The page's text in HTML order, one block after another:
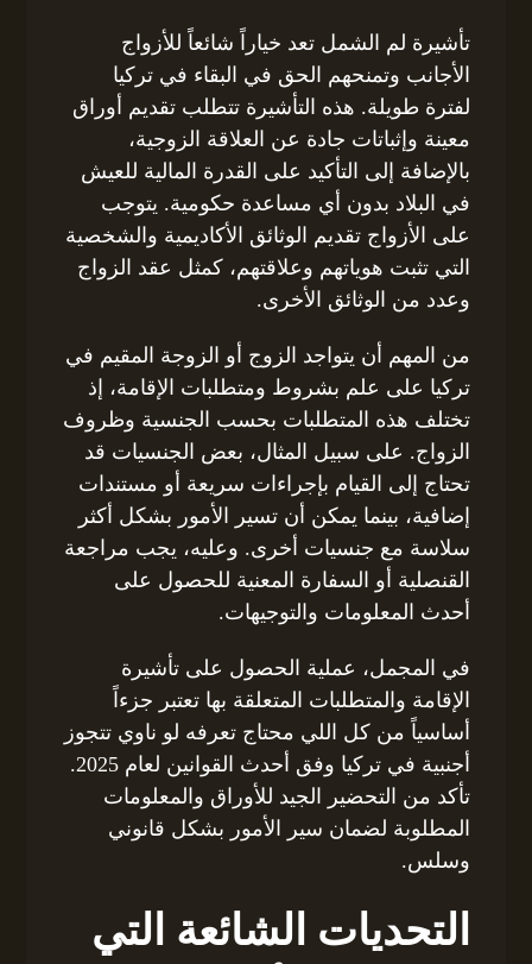
تأشيرة لم الشمل تعد خياراً شائعاً للأزواج
الأجانب وتمنحهم الحق في البقاء في تركيا
لفترة طويلة. هذه التأشيرة تتطلب تقديم أوراق
معينة وإثباتات جادة عن العلاقة الزوجية،
بالإضافة إلى التأكيد على القدرة المالية للعيش
في البلاد بدون أي مساعدة حكومية. يتوجب
على الأزواج تقديم الوثائق الأكاديمية والشخصية
التي تثبت هوياتهم وعلاقتهم، كمثل عقد الزواج
وعدد من الوثائق الأخرى.
من المهم أن يتواجد الزوج أو الزوجة المقيم في
تركيا على علم بشروط ومتطلبات الإقامة، إذ
تختلف هذه المتطلبات بحسب الجنسية وظروف
الزواج. على سبيل المثال، بعض الجنسيات قد
تحتاج إلى القيام بإجراءات سريعة أو مستندات
إضافية، بينما يمكن أن تسير الأمور بشكل أكثر
سلاسة مع جنسيات أخرى. وعليه، يجب مراجعة
القنصلية أو السفارة المعنية للحصول على
أحدث المعلومات والتوجيهات.
في المجمل، عملية الحصول على تأشيرة
الإقامة والمتطلبات المتعلقة بها تعتبر جزءاً
أساسياً من كل اللي محتاج تعرفه لو ناوي تتجوز
أجنبية في تركيا وفق أحدث القوانين لعام 2025.
تأكد من التحضير الجيد للأوراق والمعلومات
المطلوبة لضمان سير الأمور بشكل قانوني
وسلس.
التحديات الشائعة التي